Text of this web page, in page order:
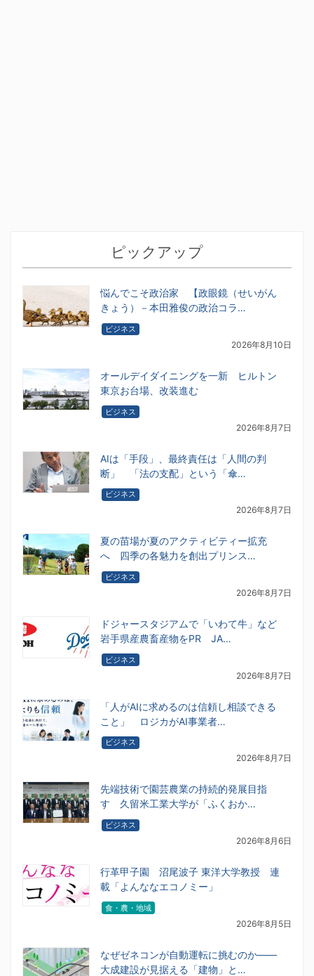
ピックアップ
悩んでこそ政治家 【政眼鏡（せいがん
きょう）－本田雅俊の政治コラ…
ビジネス
2026年8月10日
オールデイダイニングを一新 ヒルトン
東京お台場、改装進む
ビジネス
2026年8月7日
AIは「手段」、最終責任は「人間の判
断」 「法の支配」という「傘…
ビジネス
2026年8月7日
夏の苗場が夏のアクティビティー拡充
へ 四季の各魅力を創出プリンス…
ビジネス
2026年8月7日
ドジャースタジアムで「いわて牛」など
岩手県産農畜産物をPR JA…
ビジネス
2026年8月7日
「人がAIに求めるのは信頼し相談できる
こと」 ロジカがAI事業者…
ビジネス
2026年8月7日
先端技術で園芸農業の持続的発展目指
す 久留米工業大学が「ふくおか…
ビジネス
2026年8月6日
行革甲子園 沼尾波子 東洋大学教授 連
載「よんななエコノミー」
食・農・地域
2026年8月5日
なぜゼネコンが自動運転に挑むのか――
大成建設が見据える「建物」と…